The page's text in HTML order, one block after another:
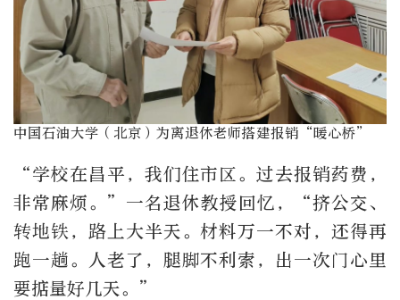
中国石油大学（北京）为离退休老师搭建报销“暖心桥”
“学校在昌平，我们住市区。过去报销药费，
非常麻烦。 ” 一名退休教授回忆， “挤公交、
转地铁，路上大半天。材料万一不对，还得再
跑一趟。人老了，腿脚不利索，出一次门心里
要掂量好几天。 ”